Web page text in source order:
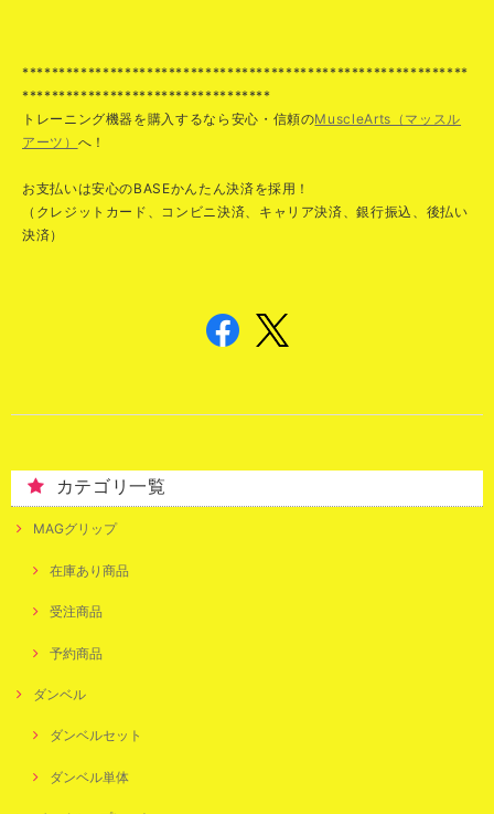
*************************************************************
**********************************
トレーニング機器を購入するなら安心・信頼のMuscleArts（マッスル
アーツ） へ！
お支払いは安心のBASEかんたん決済を採用！
（クレジットカード、コンビニ決済、キャリア決済、銀行振込、後払い
決済）
カテゴリ一覧
MAGグリップ
在庫あり商品
受注商品
予約商品
ダンベル
ダンベルセット
ダンベル単体